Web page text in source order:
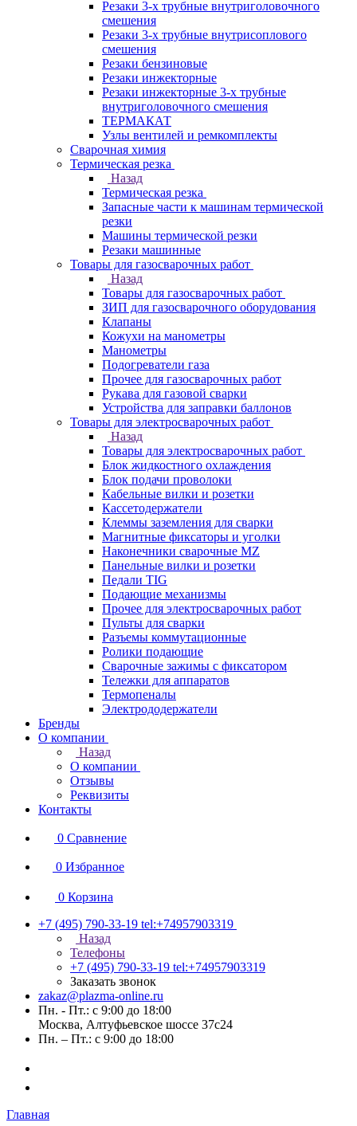
Резаки 3-х трубные внутриголовочного
смешения
Резаки 3-х трубные внутрисоплового
смешения
Резаки бензиновые
Резаки инжекторные
Резаки инжекторные 3-х трубные
внутриголовочного смешения
ТЕРМАКАТ
Узлы вентилей и ремкомплекты
Сварочная химия
Термическая резка
Назад
Термическая резка
Запасные части к машинам термической
резки
Машины термической резки
Резаки машинные
Товары для газосварочных работ
Назад
Товары для газосварочных работ
ЗИП для газосварочного оборудования
Клапаны
Кожухи на манометры
Манометры
Подогреватели газа
Прочее для газосварочных работ
Рукава для газовой сварки
Устройства для заправки баллонов
Товары для электросварочных работ
Назад
Товары для электросварочных работ
Блок жидкостного охлаждения
Блок подачи проволоки
Кабельные вилки и розетки
Кассетодержатели
Клеммы заземления для сварки
Магнитные фиксаторы и уголки
Наконечники сварочные MZ
Панельные вилки и розетки
Педали TIG
Подающие механизмы
Прочее для электросварочных работ
Пульты для сварки
Разъемы коммутационные
Ролики подающие
Сварочные зажимы с фиксатором
Тележки для аппаратов
Термопеналы
Электрододержатели
Бренды
О компании
Назад
О компании
Отзывы
Реквизиты
Контакты
0 Сравнение
0 Избранное
0 Корзина
+7 (495) 790-33-19 tel:+74957903319
Назад
Телефоны
+7 (495) 790-33-19 tel:+74957903319
Заказать звонок
zakaz@plazma-online.ru
Пн. - Пт.: с 9:00 до 18:00
Москва, Алтуфьевское шоссе 37с24
Пн. – Пт.: с 9:00 до 18:00
Главная